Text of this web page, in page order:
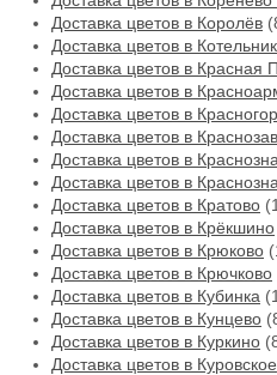
Доставка цветов в Королёв
Доставка цветов в
Доставка цветов в Красная
Доставка цветов в
Доставка цветов в
Доставка цветов в
Доставка цветов в
Доставка цветов в
Доставка цветов в Кратово
Доставка цветов в Крёкшино
Доставка цветов в Крюково
Доставка цветов в Крючково
Доставка цветов в Кубинка
Доставка цветов в Кунцево
Доставка цветов в Куркино
Доставка цветов в Куровское